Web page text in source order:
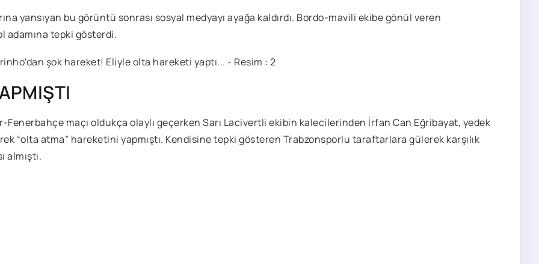
yansıyan bu görüntü sonrası sosyal medyayı ayağa kaldırdı. Bordo-mavili ekibe gönül veren
adamına tepki gösterdi.
Fenerbahçe maçı oldukça olaylı geçerken Sarı Lacivertli ekibin kalecilerinden İrfan Can Eğribayat, yedek
“olta atma” hareketini yapmıştı. Kendisine tepki gösteren Trabzonsporlu taraftarlara gülerek karşılık
almıştı.